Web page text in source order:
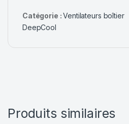
Catégorie :Ventilateurs boîtier
DeepCool
Produits similaires